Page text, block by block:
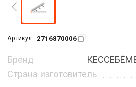
Артикул: 2716870006
Бренд
Страна изготовитель